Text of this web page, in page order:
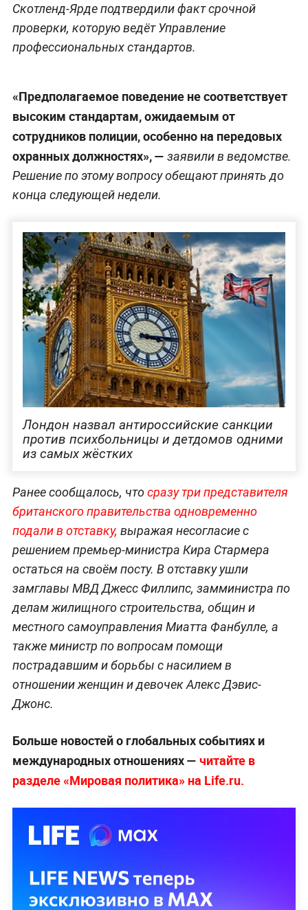
Скотленд-Ярде подтвердили факт срочной
проверки, которую ведёт Управление
профессиональных стандартов.
«Предполагаемое поведение не соответствует
высоким стандартам, ожидаемым от
сотрудников полиции, особенно на передовых
охранных должностях», — заявили в ведомстве.
Решение по этому вопросу обещают принять до
конца следующей недели.
Лондон назвал антироссийские санкции
против психбольницы и детдомов одними
из самых жёстких
Ранее сообщалось, чтосразу три представителя
британского правительства одновременно
подали в отставку, выражая несогласие с
решением премьер-министра Кира Стармера
остаться на своём посту. В отставку ушли
замглавы МВД Джесс Филлипс, замминистра по
делам жилищного строительства, общин и
местного самоуправления Миатта Фанбулле, а
также министр по вопросам помощи
пострадавшим и борьбы с насилием в
отношении женщин и девочек Алекс Дэвис-
Джонс.
Больше новостей о глобальных событиях и
международных отношениях — читайте в
разделе «Мировая политика» на Life.ru.